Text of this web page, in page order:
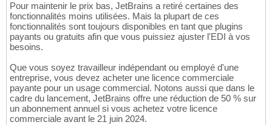
Pour maintenir le prix bas, JetBrains a retiré certaines des
fonctionnalités moins utilisées. Mais la plupart de ces
fonctionnalités sont toujours disponibles en tant que plugins
payants ou gratuits afin que vous puissiez ajuster l'EDI à vos
besoins.
Que vous soyez travailleur indépendant ou employé d'une
entreprise, vous devez acheter une licence commerciale
payante pour un usage commercial. Notons aussi que dans le
cadre du lancement, JetBrains offre une réduction de 50 % sur
un abonnement annuel si vous achetez votre licence
commerciale avant le 21 juin 2024.